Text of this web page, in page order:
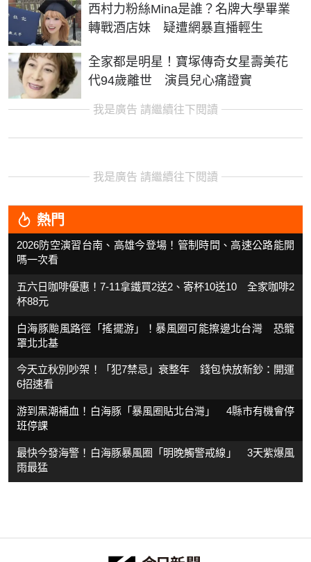
西村力粉絲Mina是誰？名牌大學畢業
轉戰酒店妹 疑遭網暴直播輕生
全家都是明星！寶塚傳奇女星壽美花
代94歲離世 演員兒心痛證實
我是廣告 請繼續往下閱讀
我是廣告 請繼續往下閱讀
熱門
2026防空演習台南、高雄今登場！管制時間、高速公路能開
嗎一次看
五六日咖啡優惠！7-11拿鐵買2送2、寄杯10送10 全家咖啡2
杯88元
白海豚颱風路徑「搖擺游」！暴風圈可能擦邊北台灣 恐籠
罩北北基
今天立秋別吵架！「犯7禁忌」衰整年 錢包快放新鈔：開運
6招速看
游到黑潮補血！白海豚「暴風圈貼北台灣」 4縣市有機會停
班停課
最快今發海警！白海豚暴風圈「明晚觸警戒線」 3天紫爆風
雨最猛